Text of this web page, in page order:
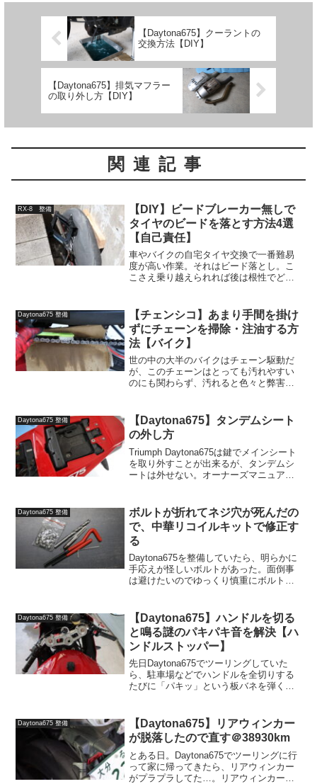
【Daytona675】クーラントの
交換方法【DIY】
【Daytona675】排気マフラー
の取り外し方【DIY】
関連記事
RX-8 整備
【DIY】ビードブレーカー無しで
タイヤのビードを落とす方法4選
【自己責任】
車やバイクの自宅タイヤ交換で一番難易
度が高い作業。それはビード落とし。こ
こさえ乗り越えられれば後は根性でどう
安ビードブレーカーがインターネットで
沢山売られているのでそう...
Daytona675 整備
【チェンシコ】あまり手間を掛け
ずにチェーンを掃除・注油する方
法【バイク】
世の中の大半のバイクはチェーン駆動だ
が、このチェーンはとっても汚れやすい
のにも関わらず、汚れると色々と弊害が
ある。そしてこのチェーンをシコシコと
掃除することを、一体どこ...
Daytona675 整備
【Daytona675】タンデムシート
の外し方
Triumph Daytona675は鍵でメインシート
を取り外すことが出来るが、タンデムシ
ートは外せない。オーナーズマニュアル
わからないポイントなので紹介する。
Triu...
Daytona675 整備
ボルトが折れてネジ穴が死んだの
で、中華リコイルキットで修正す
る
Daytona675を整備していたら、明らかに
手応えが怪しいボルトがあった。面倒事
は避けたいのでゆっくり慎重にボルトを
まった。折れたボルトを救出する（失
敗）折れたボルト...
Daytona675 整備
【Daytona675】ハンドルを切る
と鳴る謎のパキパキ音を解決【ハ
ンドルストッパー】
先日Daytona675でツーリングしていた
ら、駐車場などでハンドルを全切りする
たびに「パキッ」という板バネを弾くか
している感じはしないし、ばーっと見て
みても何が起こって...
Daytona675 整備
【Daytona675】リアウィンカー
が脱落したので直す＠38930km
とある日。Daytona675でツーリングに行
って家に帰ってきたら、リアウィンカー
がプラプラしてた…。リアウィンカーの